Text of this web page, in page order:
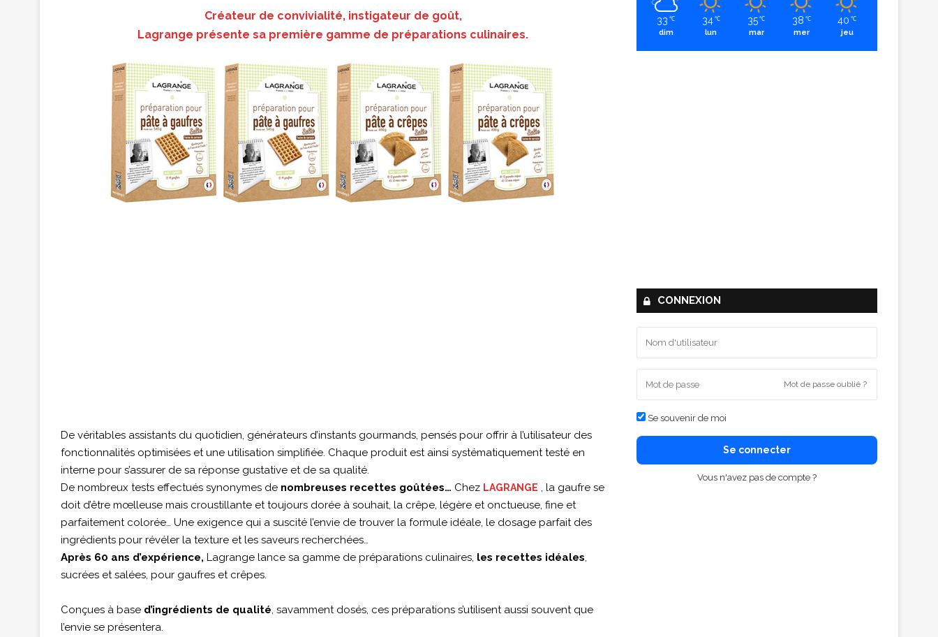
Créateur de convivialité, instigateur de goût,
Lagrange présente sa première gamme de préparations culinaires.
De véritables assistants du quotidien, générateurs d’instants gourmands, pensés pour offrir à l’utilisateur des
fonctionnalités optimisées et une utilisation simplifiée. Chaque produit est ainsi systématiquement testé en
interne pour s’assurer de sa réponse gustative et de sa qualité.
De nombreux tests effectués synonymes de nombreuses recettes goûtées… Chez LAGRANGE , la gaufre se
doit d’être mœlleuse mais croustillante et toujours dorée à souhait, la crêpe, légère et onctueuse, fine et
parfaitement colorée… Une exigence qui a suscité l’envie de trouver la formule idéale, le dosage parfait des
ingrédients pour révéler la texture et les saveurs recherchées…
Après 60 ans d’expérience, Lagrange lance sa gamme de préparations culinaires, les recettes idéales,
sucrées et salées, pour gaufres et crêpes.
Conçues à base d’ingrédients de qualité, savamment dosés, ces préparations s’utilisent aussi souvent que
l’envie se présentera.
33 ℃
dim
34 ℃
lun
35 ℃
mar
38 ℃
mer
40 ℃
jeu
CONNEXION
Mot de passe oublié ?
Se souvenir de moi
Se connecter
Vous n'avez pas de compte ?